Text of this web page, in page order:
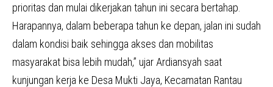
prioritas dan mulai dikerjakan tahun ini secara bertahap.
Harapannya, dalam beberapa tahun ke depan, jalan ini sudah
dalam kondisi baik sehingga akses dan mobilitas
masyarakat bisa lebih mudah,” ujar Ardiansyah saat
kunjungan kerja ke Desa Mukti Jaya, Kecamatan Rantau